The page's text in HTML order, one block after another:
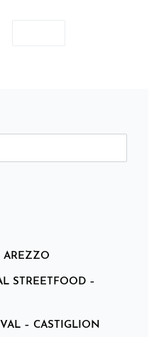
AREZZO
STREETFOOD –
– CASTIGLION